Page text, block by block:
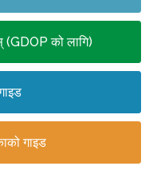
(GDOP को लागि)
गाइड